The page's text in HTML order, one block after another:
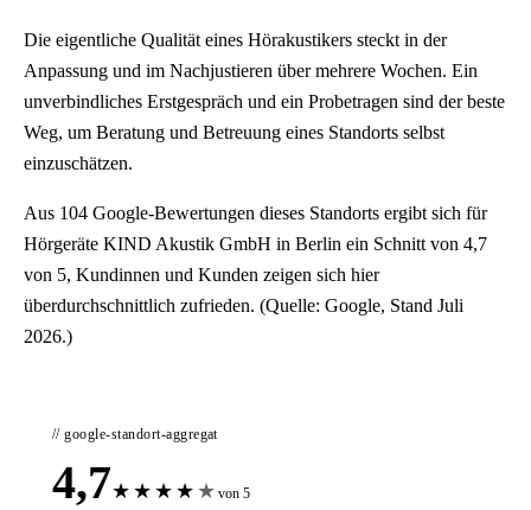
Die eigentliche Qualität eines Hörakustikers steckt in der
Anpassung und im Nachjustieren über mehrere Wochen. Ein
unverbindliches Erstgespräch und ein Probetragen sind der beste
Weg, um Beratung und Betreuung eines Standorts selbst
einzuschätzen.
Aus 104 Google-Bewertungen dieses Standorts ergibt sich für
Hörgeräte KIND Akustik GmbH in Berlin ein Schnitt von 4,7
von 5, Kundinnen und Kunden zeigen sich hier
überdurchschnittlich zufrieden. (Quelle: Google, Stand Juli
2026.)
// google-standort-aggregat
4,7★ ★ ★ ★ ★ von 5